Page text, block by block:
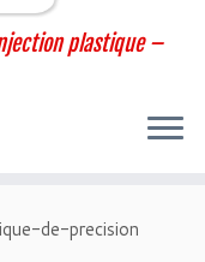
plastique –
de-precision